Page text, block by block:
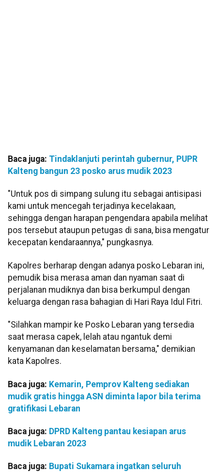
Baca juga: Tindaklanjuti perintah gubernur, PUPR
Kalteng bangun 23 posko arus mudik 2023
"Untuk pos di simpang sulung itu sebagai antisipasi
kami untuk mencegah terjadinya kecelakaan,
sehingga dengan harapan pengendara apabila melihat
pos tersebut ataupun petugas di sana, bisa mengatur
kecepatan kendaraannya," pungkasnya.
Kapolres berharap dengan adanya posko Lebaran ini,
pemudik bisa merasa aman dan nyaman saat di
perjalanan mudiknya dan bisa berkumpul dengan
keluarga dengan rasa bahagian di Hari Raya Idul Fitri.
"Silahkan mampir ke Posko Lebaran yang tersedia
saat merasa capek, lelah atau ngantuk demi
kenyamanan dan keselamatan bersama," demikian
kata Kapolres.
Baca juga: Kemarin, Pemprov Kalteng sediakan
mudik gratis hingga ASN diminta lapor bila terima
gratifikasi Lebaran
Baca juga: DPRD Kalteng pantau kesiapan arus
mudik Lebaran 2023
Baca juga: Bupati Sukamara ingatkan seluruh